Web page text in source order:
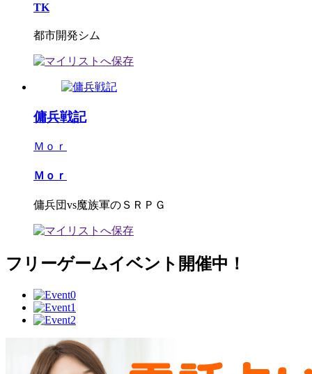
TK
都市開発シム
傭兵戦記
Ｍｏｒ
Ｍｏｒ
傭兵団vs魔族軍のＳＲＰＧ
フリーゲームイベント開催中！